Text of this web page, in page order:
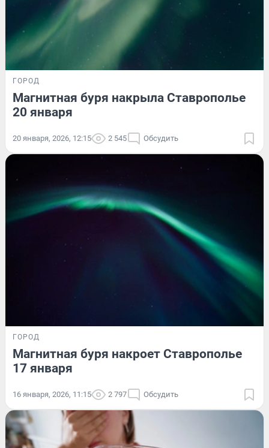
ГОРОД
Магнитная буря накрыла Ставрополье
20 января
20 января, 2026, 12:15 2 545 Обсудить
ГОРОД
Магнитная буря накроет Ставрополье
17 января
16 января, 2026, 11:15 2 797 Обсудить